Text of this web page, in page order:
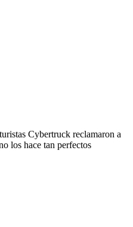
Cybertruck reclamaron a
los hace tan perfectos